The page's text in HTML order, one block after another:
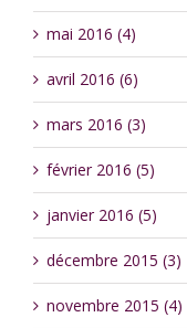
mai 2016 (4)
avril 2016 (6)
mars 2016 (3)
février 2016 (5)
janvier 2016 (5)
décembre 2015 (3)
novembre 2015 (4)